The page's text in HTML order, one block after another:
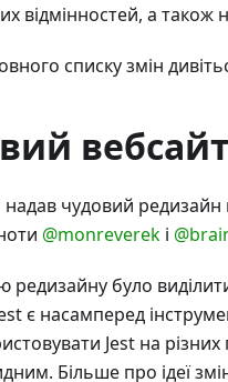
відмінностей, а також
списку змін
вебсайт
надав чудовий редизайн
@monreverek і
було
є насамперед
Jest на
Більше про ідеї